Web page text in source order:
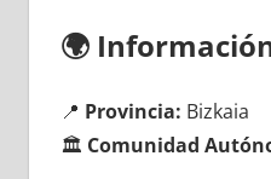
🌍
📍 Provincia: Bizkaia
🏛️ Comunidad